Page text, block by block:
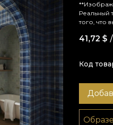
Реальный
того, что
41,72 $
Код